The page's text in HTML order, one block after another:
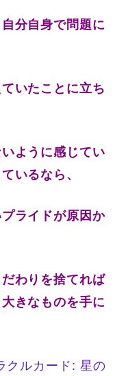
分自身で問題に
いたことに立ち
ように感じてい
いるなら、
ライドが原因か
わりを捨てれば
きなものを手に
クルカード: 星の